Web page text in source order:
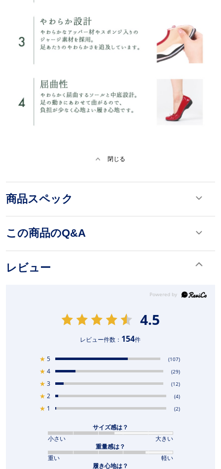
閉じる
商品スペック
この商品のQ&A
レビュー
4.5
レビュー件数： 154件
★ 5 (107)
★ 4 (29)
★ 3 (12)
★ 2 (4)
★ 1 (2)
サイズ感は？
小さい
大きい
重量感は？
重い
軽い
履き心地は？